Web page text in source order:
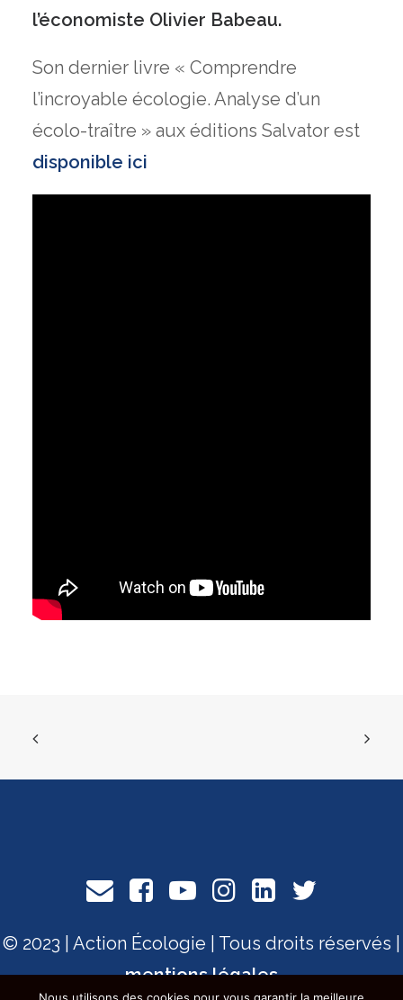
l’économiste Olivier Babeau.
Son dernier livre « Comprendre
l’incroyable écologie. Analyse d’un
écolo-traître » aux éditions Salvator est
disponible ici
© 2023 | Action Écologie | Tous droits réservés |
mentions légales